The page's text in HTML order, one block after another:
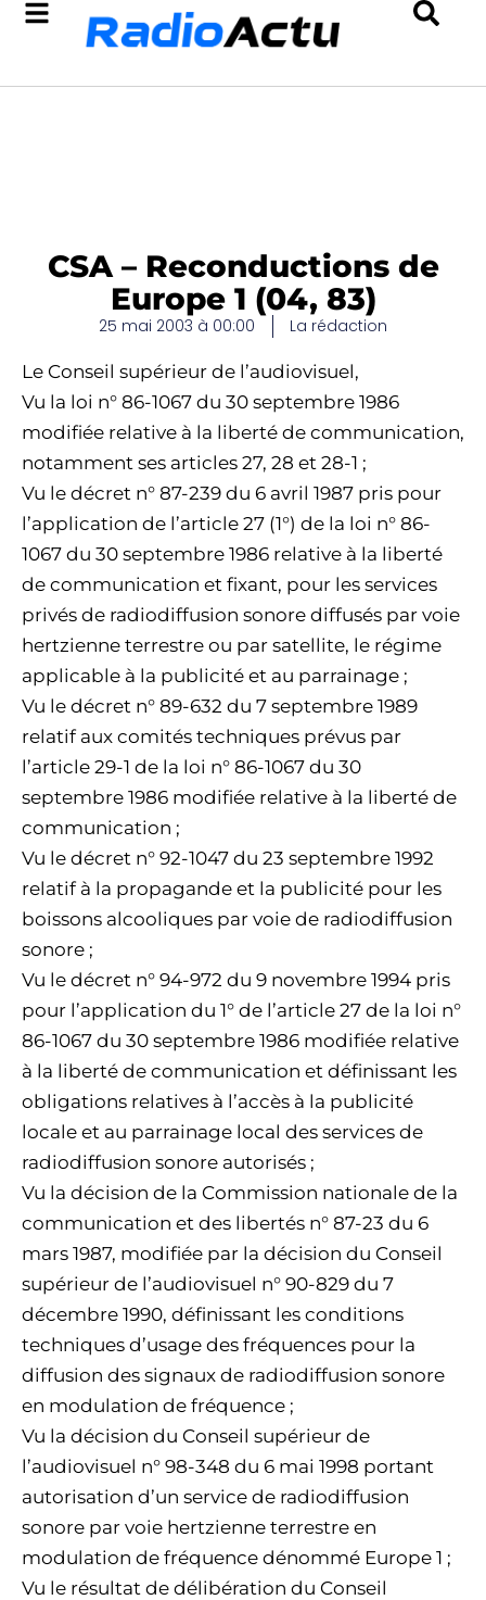
CSA – Reconductions de
Europe 1 (04, 83)
25 mai 2003 à 00:00 La rédaction
Le Conseil supérieur de l’audiovisuel,
Vu la loi n° 86-1067 du 30 septembre 1986
modifiée relative à la liberté de communication,
notamment ses articles 27, 28 et 28-1 ;
Vu le décret n° 87-239 du 6 avril 1987 pris pour
l’application de l’article 27 (1°) de la loi n° 86-
1067 du 30 septembre 1986 relative à la liberté
de communication et fixant, pour les services
privés de radiodiffusion sonore diffusés par voie
hertzienne terrestre ou par satellite, le régime
applicable à la publicité et au parrainage ;
Vu le décret n° 89-632 du 7 septembre 1989
relatif aux comités techniques prévus par
l’article 29-1 de la loi n° 86-1067 du 30
septembre 1986 modifiée relative à la liberté de
communication ;
Vu le décret n° 92-1047 du 23 septembre 1992
relatif à la propagande et la publicité pour les
boissons alcooliques par voie de radiodiffusion
sonore ;
Vu le décret n° 94-972 du 9 novembre 1994 pris
pour l’application du 1° de l’article 27 de la loi n°
86-1067 du 30 septembre 1986 modifiée relative
à la liberté de communication et définissant les
obligations relatives à l’accès à la publicité
locale et au parrainage local des services de
radiodiffusion sonore autorisés ;
Vu la décision de la Commission nationale de la
communication et des libertés n° 87-23 du 6
mars 1987, modifiée par la décision du Conseil
supérieur de l’audiovisuel n° 90-829 du 7
décembre 1990, définissant les conditions
techniques d’usage des fréquences pour la
diffusion des signaux de radiodiffusion sonore
en modulation de fréquence ;
Vu la décision du Conseil supérieur de
l’audiovisuel n° 98-348 du 6 mai 1998 portant
autorisation d’un service de radiodiffusion
sonore par voie hertzienne terrestre en
modulation de fréquence dénommé Europe 1 ;
Vu le résultat de délibération du Conseil